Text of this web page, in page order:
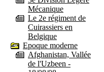
Mécanique
Le 2e régiment de
Cuirassiers en
Belgique
Epoque moderne
Afghanistan, Vallée
de l'Uzbeen -